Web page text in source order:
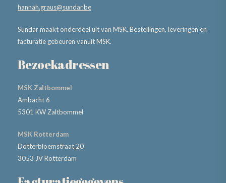
hannah.graus@sundar.be
Sundar maakt onderdeel uit van MSK. Bestellingen, leveringen en
facturatie gebeuren vanuit MSK.
Bezoekadressen
MSK Zaltbommel
Ambacht 6
5301 KW Zaltbommel
MSK Rotterdam
Dotterbloemstraat 20
3053 JV Rotterdam